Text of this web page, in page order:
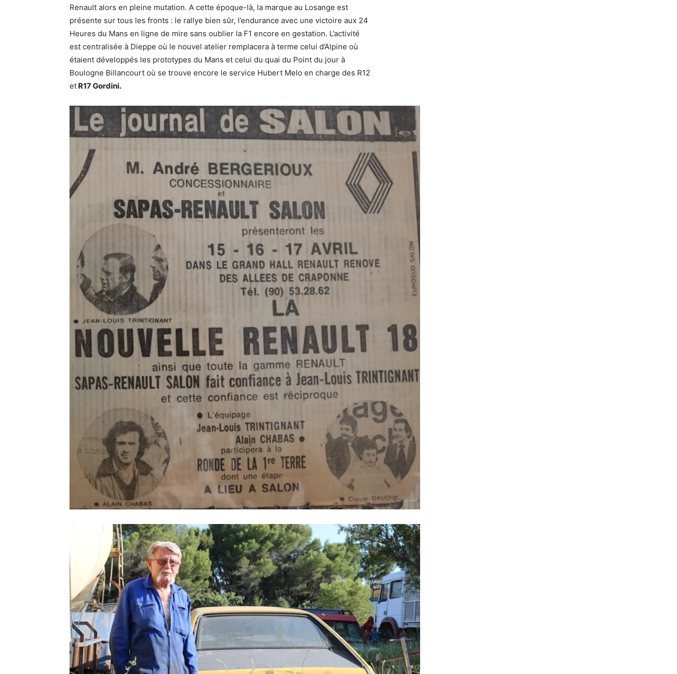
Renault alors en pleine mutation. A cette époque-là, la marque au Losange est
présente sur tous les fronts : le rallye bien sûr, l’endurance avec une victoire aux 24
Heures du Mans en ligne de mire sans oublier la F1 encore en gestation. L’activité
est centralisée à Dieppe où le nouvel atelier remplacera à terme celui d’Alpine où
étaient développés les prototypes du Mans et celui du quai du Point du jour à
Boulogne Billancourt où se trouve encore le service Hubert Melo en charge des R12
et R17 Gordini.